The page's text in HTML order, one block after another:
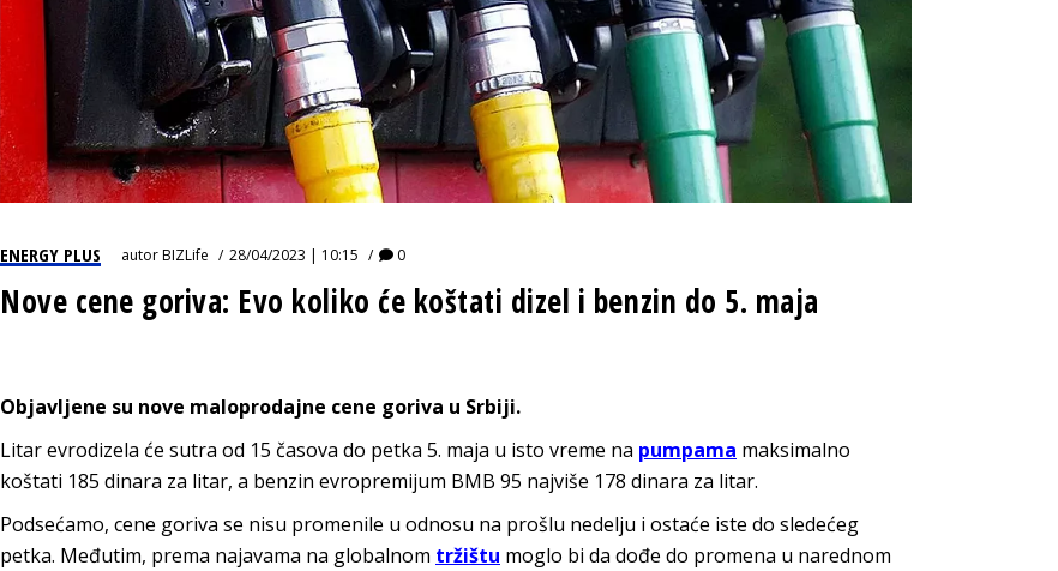
ENERGY PLUS autorBIZLife 28/04/2023 | 10:15 0
Nove cene goriva: Evo koliko će koštati dizel i benzin do 5. maja
Objavljene su nove maloprodajne cene goriva u Srbiji.
Litar evrodizela će sutra od 15 časova do petka 5. maja u isto vreme na pumpama maksimalno
koštati 185 dinara za litar, a benzin evropremijum BMB 95 najviše 178 dinara za litar.
Podsećamo, cene goriva se nisu promenile u odnosu na prošlu nedelju i ostaće iste do sledećeg
petka. Međutim, prema najavama na globalnom tržištu moglo bi da dođe do promena u narednom